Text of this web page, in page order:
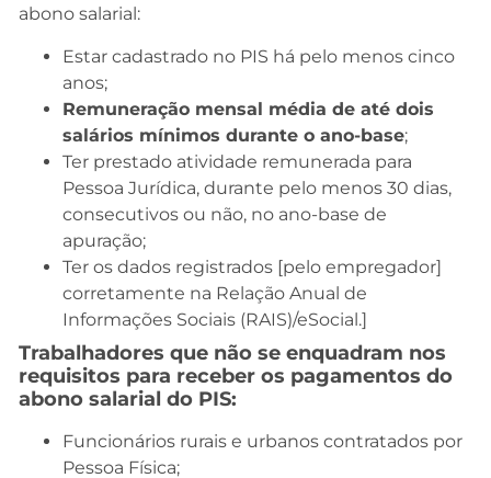
abono salarial:
Estar cadastrado no PIS há pelo menos cinco
anos;
Remuneração mensal média de até dois
salários mínimos durante o ano-base;
Ter prestado atividade remunerada para
Pessoa Jurídica, durante pelo menos 30 dias,
consecutivos ou não, no ano-base de
apuração;
Ter os dados registrados [pelo empregador]
corretamente na Relação Anual de
Informações Sociais (RAIS)/eSocial.]
Trabalhadores que não se enquadram nos
requisitos para receber os pagamentos do
abono salarial do PIS:
Funcionários rurais e urbanos contratados por
Pessoa Física;